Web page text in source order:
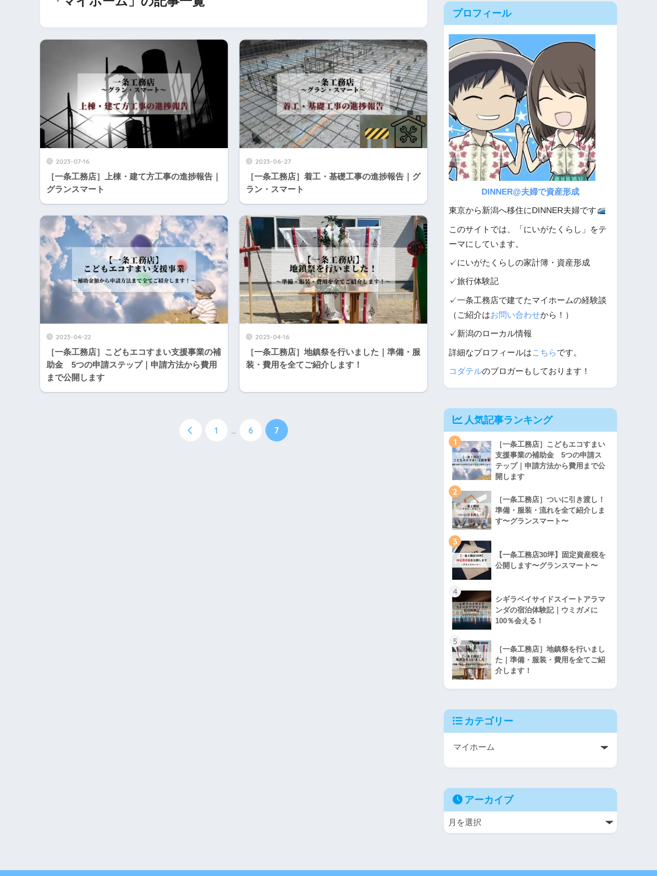
2023-07-16
［一条工務店］上棟・建て方工事の進捗報告｜
グランスマート
2023-06-27
［一条工務店］着工・基礎工事の進捗報告｜グ
ラン・スマート
2023-04-22
［一条工務店］こどもエコすまい支援事業の補
助金 5つの申請ステップ｜申請方法から費用
まで公開します
2023-04-16
［一条工務店］地鎮祭を行いました｜準備・服
装・費用を全てご紹介します！
1 … 6 7
プロフィール
DINNER@夫婦で資産形成
東京から新潟へ移住にDINNER夫婦です
このサイトでは、「にいがたくらし」をテ
ーマにしています。
✓にいがたくらしの家計簿・資産形成
✓旅行体験記
✓一条工務店で建てたマイホームの経験談
（ご紹介はお問い合わせから！）
✓新潟のローカル情報
詳細なプロフィールはこちらです。
コダテルのブロガーもしております！
人気記事ランキング
1
［一条工務店］こどもエコすまい
支援事業の補助金 5つの申請ス
テップ｜申請方法から費用まで公
開します
2
［一条工務店］ついに引き渡し！
準備・服装・流れを全て紹介しま
す〜グランスマート〜
3
【一条工務店30坪】固定資産税を
公開します〜グランスマート〜
4
シギラベイサイドスイートアラマ
ンダの宿泊体験記｜ウミガメに
100％会える！
5
［一条工務店］地鎮祭を行いまし
た｜準備・服装・費用を全てご紹
介します！
カテゴリー
アーカイブ